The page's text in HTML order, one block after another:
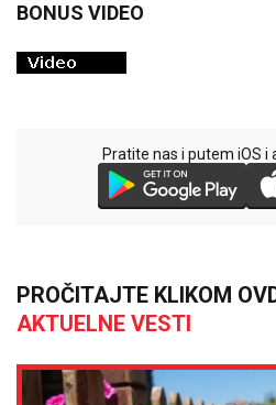
BONUS VIDEO
Pratite nas i putem iOS i
PROČITAJTE KLIKOM
AKTUELNE VESTI